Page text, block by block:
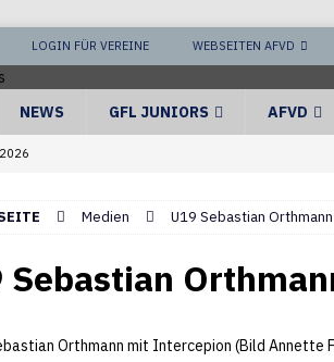
LOGIN FÜR VEREINE WEBSEITEN AFVD
NEWS GFL JUNIORS AFVD
Medien U19 Sebastian
Sebastian